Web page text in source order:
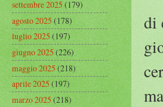
di
settembre 2025(179)
agosto 2025(178)
luglio 2025(197)
giugno 2025(226)
maggio 2025(218)
aprile 2025(197)
marzo 2025(218)